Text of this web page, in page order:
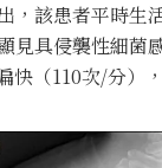
，該患者平時
見具侵襲性細
快（110次/分）